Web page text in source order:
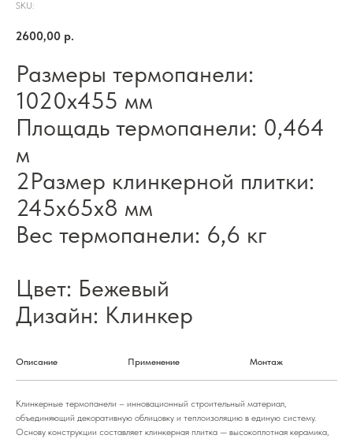
SKU:
2600,00 р.
Размеры термопанели:
1020х455 мм
Площадь термопанели: 0,464
м
2Размер клинкерной плитки:
245х65х8 мм
Вес термопанели: 6,6 кг
Цвет: Бежевый
Дизайн: Клинкер
Описание Применение Монтаж
Клинкерные термопанели – инновационный строительный материал,
объединяющий декоративную облицовку и теплоизоляцию в единую систему.
Основу конструкции составляет клинкерная плитка — высокоплотная керамика,